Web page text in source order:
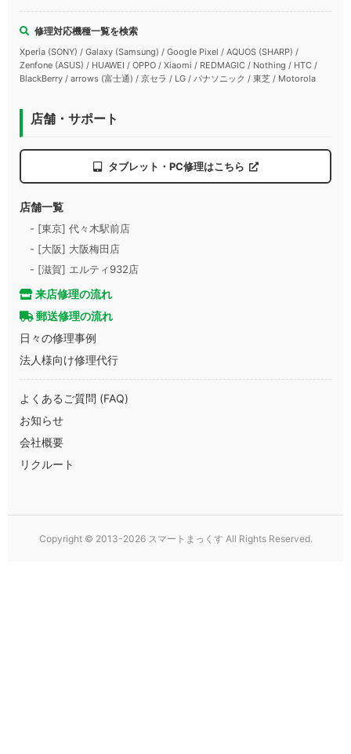
修理対応機種一覧を検索
Xperia (SONY) / Galaxy (Samsung) / Google Pixel / AQUOS (SHARP) /
Zenfone (ASUS) / HUAWEI / OPPO / Xiaomi / REDMAGIC / Nothing / HTC /
BlackBerry / arrows (富士通) / 京セラ / LG / パナソニック / 東芝 / Motorola
店舗・サポート
タブレット・PC修理はこちら
店舗一覧
- [東京] 代々木駅前店
- [大阪] 大阪梅田店
- [滋賀] エルティ932店
来店修理の流れ
郵送修理の流れ
日々の修理事例
法人様向け修理代行
よくあるご質問 (FAQ)
お知らせ
会社概要
リクルート
Copyright © 2013-2026 スマートまっくす All Rights Reserved.